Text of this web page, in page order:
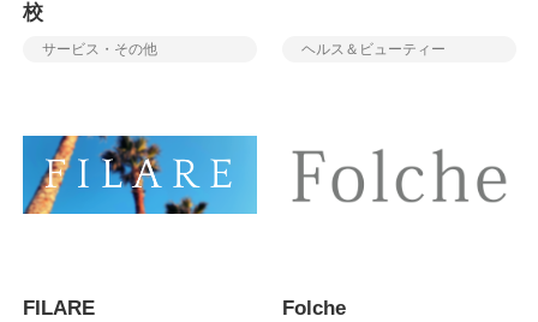
校
サービス・その他 ヘルス＆ビューティー
FILARE Folche